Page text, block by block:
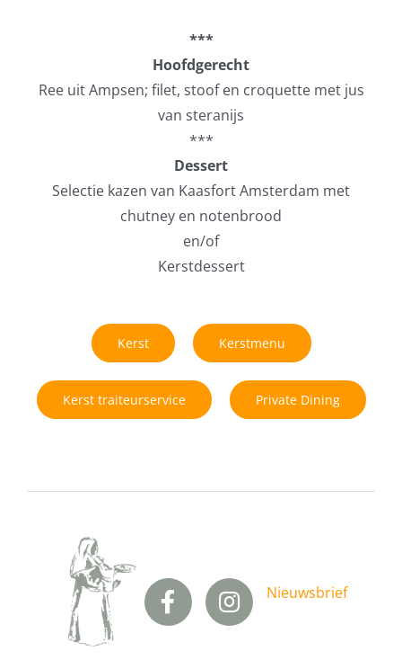
***
Hoofdgerecht
Ree uit Ampsen; filet, stoof en croquette met jus
van steranijs
***
Dessert
Selectie kazen van Kaasfort Amsterdam met
chutney en notenbrood
en/of
Kerstdessert
Kerst Kerstmenu
Kerst traiteurservice Private Dining
Nieuwsbrief